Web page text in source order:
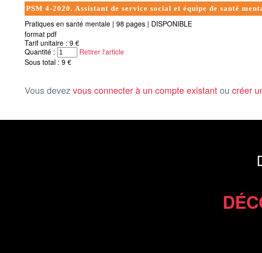
PSM 4-2020. Assistant de service social et équipe de santé
Pratiques en santé mentale | 98 pages | DISPONIBLE
format pdf
Tarif unitaire : 9 €
Quantité :
Retirer l'article
Sous total : 9 €
Vous devezvous connecter à un compte existantou créer